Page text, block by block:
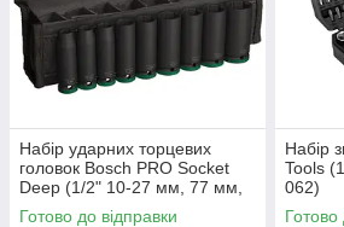
Набір ударних торцевих
головок Bosch PRO Socket
Deep (1/2" 10-27 мм, 77 мм,
9 шт.) (2608003040)
Готово до відправки
Набір
Tools
062)
Готово